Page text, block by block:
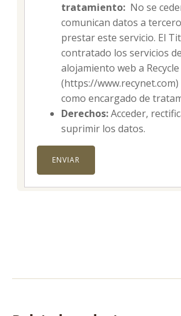
tratamiento: No se
comunican datos a
prestar este servicio. El
contratado los servicios de
alojamiento web a
(https://www.recynet.com)
como encargado de
Derechos:Acceder,
suprimir los datos.